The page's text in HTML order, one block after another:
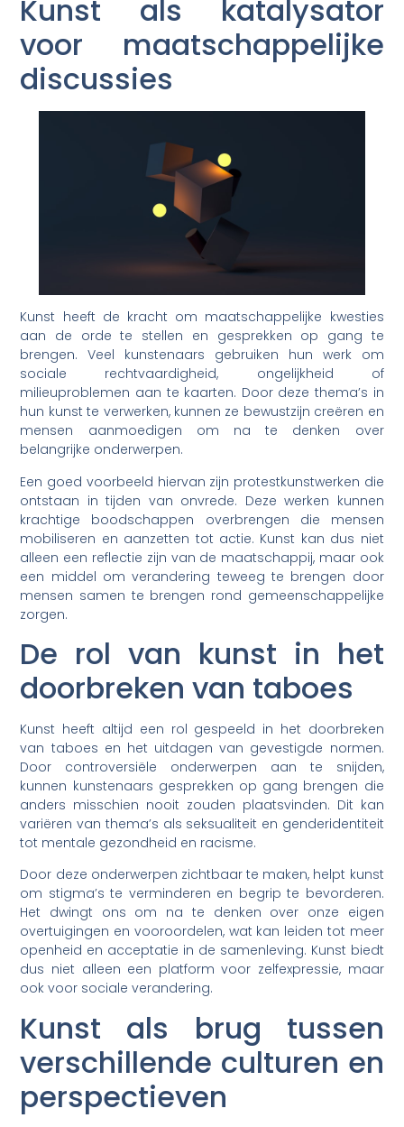
Kunst als katalysator
voor maatschappelijke
discussies
Kunst heeft de kracht om maatschappelijke kwesties
aan de orde te stellen en gesprekken op gang te
brengen. Veel kunstenaars gebruiken hun werk om
sociale rechtvaardigheid, ongelijkheid of
milieuproblemen aan te kaarten. Door deze thema’s in
hun kunst te verwerken, kunnen ze bewustzijn creëren en
mensen aanmoedigen om na te denken over
belangrijke onderwerpen.
Een goed voorbeeld hiervan zijn protestkunstwerken die
ontstaan in tijden van onvrede. Deze werken kunnen
krachtige boodschappen overbrengen die mensen
mobiliseren en aanzetten tot actie. Kunst kan dus niet
alleen een reflectie zijn van de maatschappij, maar ook
een middel om verandering teweeg te brengen door
mensen samen te brengen rond gemeenschappelijke
zorgen.
De rol van kunst in het
doorbreken van taboes
Kunst heeft altijd een rol gespeeld in het doorbreken
van taboes en het uitdagen van gevestigde normen.
Door controversiële onderwerpen aan te snijden,
kunnen kunstenaars gesprekken op gang brengen die
anders misschien nooit zouden plaatsvinden. Dit kan
variëren van thema’s als seksualiteit en genderidentiteit
tot mentale gezondheid en racisme.
Door deze onderwerpen zichtbaar te maken, helpt kunst
om stigma’s te verminderen en begrip te bevorderen.
Het dwingt ons om na te denken over onze eigen
overtuigingen en vooroordelen, wat kan leiden tot meer
openheid en acceptatie in de samenleving. Kunst biedt
dus niet alleen een platform voor zelfexpressie, maar
ook voor sociale verandering.
Kunst als brug tussen
verschillende culturen en
perspectieven